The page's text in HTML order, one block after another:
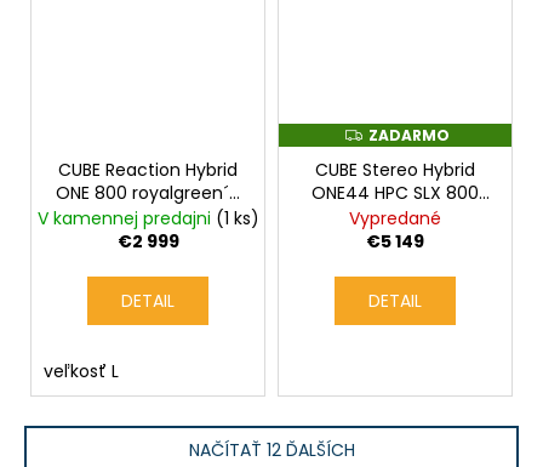
CUBE Reaction Hybrid
ONE 800 royalgreen´n
´prism 2026
V kamennej predajni (1 ks)
€2 999
DETAIL
veľkosť L
Z
A
D
A
R
M
O
ZADARMO
CUBE Stereo Hybrid
ONE44 HPC SLX 800
slabgrey´n´orange
2026
Vypredané
€5 149
DETAIL
NAČÍTAŤ 12 ĎALŠÍCH